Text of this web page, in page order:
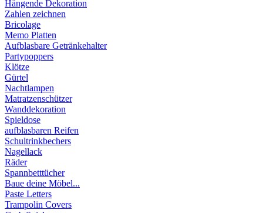
Hängende Dekoration
Zahlen zeichnen
Bricolage
Memo Platten
Aufblasbare Getränkehalter
Partypoppers
Klötze
Gürtel
Nachtlampen
Matratzenschützer
Wanddekoration
Spieldose
aufblasbaren Reifen
Schultrinkbechers
Nagellack
Räder
Spannbetttücher
Baue deine Möbel...
Paste Letters
Trampolin Covers